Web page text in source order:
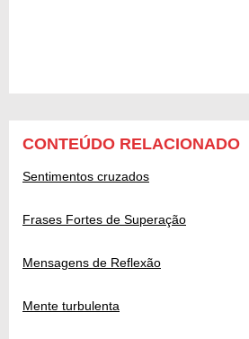
CONTEÚDO RELACIONADO
Sentimentos cruzados
Frases Fortes de Superação
Mensagens de Reflexão
Mente turbulenta